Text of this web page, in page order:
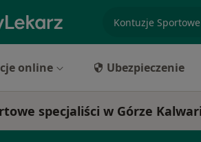
specjalizacja,
online Ubezpieczenie
specjaliści w Górze